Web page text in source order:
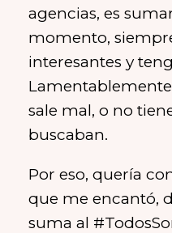
agencias, es
momento,
interesantes y
sale mal, o no
buscaban.
Por eso, quería
que me encantó,
suma al